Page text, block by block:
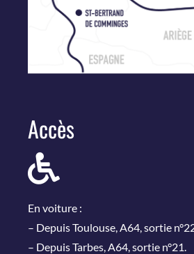
Accès
En voiture :
– Depuis Toulouse, A64, sortie
– Depuis Tarbes, A64, sortie n°21.